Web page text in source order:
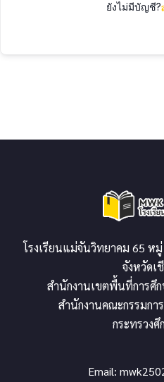
ยังไม่มีบัญชี?
โรงเรียนแม่จันวิทยาคม 65 ห
จังหวัดเ
สำนักงานเขตพื้นที่การศึ
สำนักงานคณะกรรมก
กระทรวงศึ
Email: